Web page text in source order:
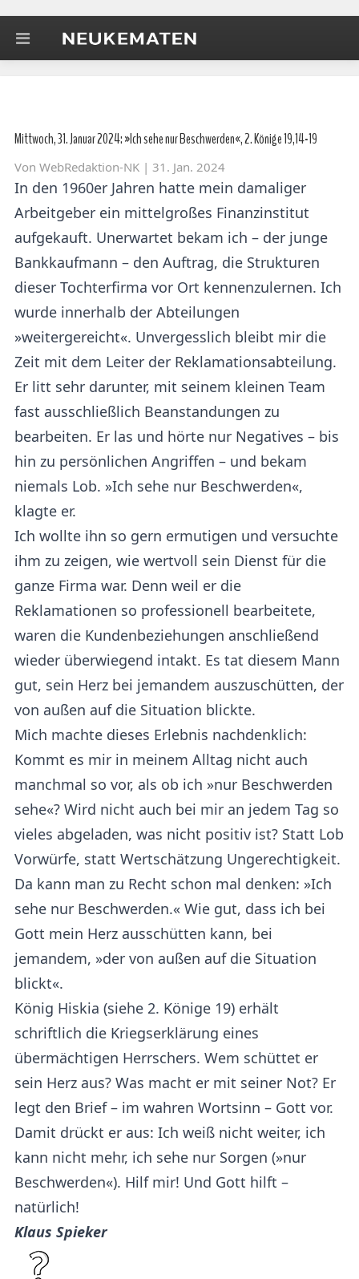
Mittwoch, 31. Januar 2024: »Ich sehe nur Beschwerden«, 2. Könige 19,14-19
Von WebRedaktion-NK | 31. Jan. 2024
In den 1960er Jahren hatte mein damaliger
Arbeitgeber ein mittelgroßes Finanzinstitut
aufgekauft. Unerwartet bekam ich – der junge
Bankkaufmann – den Auftrag, die Strukturen
dieser Tochterfirma vor Ort kennenzulernen. Ich
wurde innerhalb der Abteilungen
»weitergereicht«. Unvergesslich bleibt mir die
Zeit mit dem Leiter der Reklamationsabteilung.
Er litt sehr darunter, mit seinem kleinen Team
fast ausschließlich Beanstandungen zu
bearbeiten. Er las und hörte nur Negatives – bis
hin zu persönlichen Angriffen – und bekam
niemals Lob. »Ich sehe nur Beschwerden«,
klagte er.
Ich wollte ihn so gern ermutigen und versuchte
ihm zu zeigen, wie wertvoll sein Dienst für die
ganze Firma war. Denn weil er die
Reklamationen so professionell bearbeitete,
waren die Kundenbeziehungen anschließend
wieder überwiegend intakt. Es tat diesem Mann
gut, sein Herz bei jemandem auszuschütten, der
von außen auf die Situation blickte.
Mich machte dieses Erlebnis nachdenklich:
Kommt es mir in meinem Alltag nicht auch
manchmal so vor, als ob ich »nur Beschwerden
sehe«? Wird nicht auch bei mir an jedem Tag so
vieles abgeladen, was nicht positiv ist? Statt Lob
Vorwürfe, statt Wertschätzung Ungerechtigkeit.
Da kann man zu Recht schon mal denken: »Ich
sehe nur Beschwerden.« Wie gut, dass ich bei
Gott mein Herz ausschütten kann, bei
jemandem, »der von außen auf die Situation
blickt«.
König Hiskia (siehe 2. Könige 19) erhält
schriftlich die Kriegserklärung eines
übermächtigen Herrschers. Wem schüttet er
sein Herz aus? Was macht er mit seiner Not? Er
legt den Brief – im wahren Wortsinn – Gott vor.
Damit drückt er aus: Ich weiß nicht weiter, ich
kann nicht mehr, ich sehe nur Sorgen (»nur
Beschwerden«). Hilf mir! Und Gott hilft –
natürlich!
Klaus Spieker